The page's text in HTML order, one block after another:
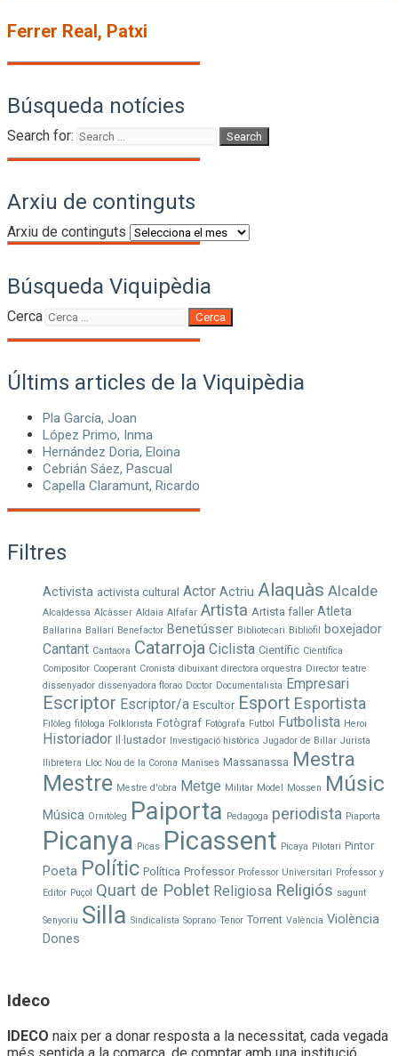
Ferrer Real, Patxi
Búsqueda notícies
Search for:
Arxiu de continguts
Arxiu de continguts
Búsqueda Viquipèdia
Cerca Cerca
Últims articles de la Viquipèdia
Pla García, Joan
López Primo, Inma
Hernández Doria, Eloina
Cebrián Sáez, Pascual
Capella Claramunt, Ricardo
Filtres
Activista activista cultural Actor Actriu Alaquàs Alcalde
Alcaldessa Alcàsser Aldaia Alfafar Artista Artista faller Atleta
Ballarina Ballarí Benefactor Benetússer Bibliotecari Bibliòfil boxejador
Cantant Cantaora Catarroja Ciclista Científic Científica
Compositor Cooperant Cronista dibuixant directora orquestra Director teatre
dissenyador dissenyadora florao Doctor Documentalista Empresari
Escriptor Escriptor/a Escultor Esport Esportista
Filòleg filòloga Folklorista Fotògraf Fotògrafa Futbol Futbolista Heroi
Historiador Il·lustador Investigació històrica Jugador de Billar Jurista
llibretera Lloc Nou de la Corona Manises Massanassa Mestra
Mestre Mestre d'obra Metge Militar Model Mossen Músic
Música Ornitòleg Paiporta Pedagoga periodista Piaporta
Picanya Picas Picassent Picaya Pilotari Pintor
Poeta Polític Política Professor Professor Universitari Professor y
Editor Puçol Quart de Poblet Religiosa Religiós sagunt
Senyoriu Silla Sindicalista Soprano Tenor Torrent València Violència
Dones
Ideco
IDECO naix per a donar resposta a la necessitat, cada vegada
més sentida a la comarca, de comptar amb una institució